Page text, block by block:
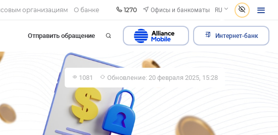
организациям О банке 1270 Офисы и банкоматы RU
Отправить обращение Интернет-банк
1081 Обновление: 20 февраля 2025, 15:28